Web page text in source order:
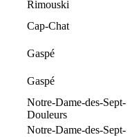
Rimouski
Cap-Chat
Gaspé
Gaspé
Notre-Dame-des-Sept-
Douleurs
Notre-Dame-des-Sept-